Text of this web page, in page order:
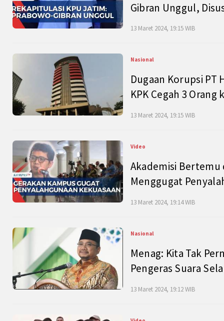
Gibran Unggul,
13 Maret 2024, 19:15 WIB
Nasional
Dugaan Korupsi PT
KPK Cegah 3 Orang
13 Maret 2024, 19:15 WIB
Video
Akademisi Bertemu
Menggugat
13 Maret 2024, 19:14 WIB
Nasional
Menag: Kita Tak
Pengeras Suara
13 Maret 2024, 19:12 WIB